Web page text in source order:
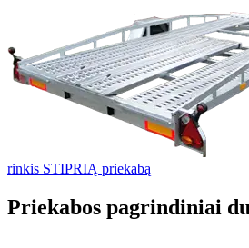
rinkis STIPRIĄ priekabą
Priekabos pagrindiniai